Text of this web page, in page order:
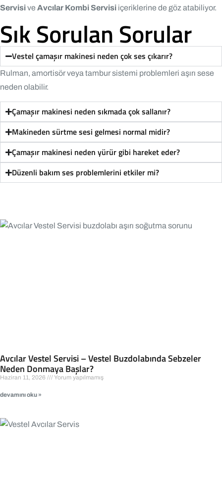
Servisive Avcılar Kombi Servisi içeriklerine de göz atabiliyor.
Sık Sorulan Sorular
Vestel çamaşır makinesi neden çok ses çıkarır?
Rulman, amortisör veya tambur sistemi problemleri aşırı sese
neden olabilir.
Çamaşır makinesi neden sıkmada çok sallanır?
Makineden sürtme sesi gelmesi normal midir?
Çamaşır makinesi neden yürür gibi hareket eder?
Düzenli bakım ses problemlerini etkiler mi?
Avcılar Vestel Servisi – Vestel Buzdolabında Sebzeler
Neden Donmaya Başlar?
Haziran 11, 2026 Yorum yapılmamış
devamını oku »